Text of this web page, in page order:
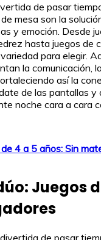
de pasar
mesa son la
y emoción. Desde
hasta juegos de
para elegir.
la comunicación,
así la
de las pantallas y
noche cara a cara
4 a 5 años: Sin
Juegos